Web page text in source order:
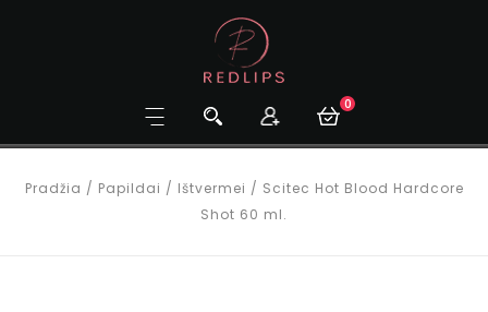
0
Pradžia / Papildai / Ištvermei / Scitec Hot Blood Hardcore
Shot 60 ml.